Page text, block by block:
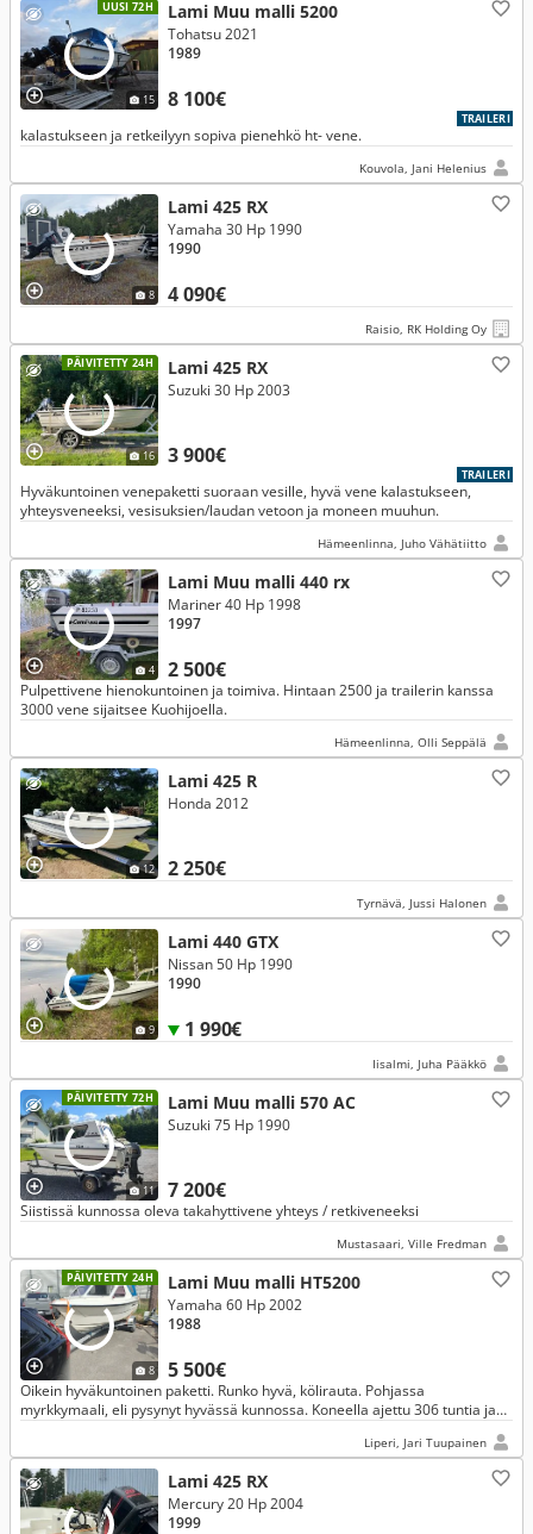
UUSI 72H
15
Lami Muu malli 5200
8 100€
Tohatsu 2021
1989
TRAILERI
kalastukseen ja retkeilyyn sopiva pienehkö ht- vene.
Kouvola, Jani Helenius
8
Lami 425 RX
4 090€
Yamaha 30 Hp 1990
1990
Raisio, RK Holding Oy
PÄIVITETTY 24H
16
Lami 425 RX
3 900€
Suzuki 30 Hp 2003
TRAILERI
Hyväkuntoinen venepaketti suoraan vesille, hyvä vene kalastukseen,
yhteysveneeksi, vesisuksien/laudan vetoon ja moneen muuhun.
Hämeenlinna, Juho Vähätiitto
4
Lami Muu malli 440 rx
2 500€
Mariner 40 Hp 1998
1997
Pulpettivene hienokuntoinen ja toimiva. Hintaan 2500 ja trailerin kanssa
3000 vene sijaitsee Kuohijoella.
Hämeenlinna, Olli Seppälä
12
Lami 425 R
2 250€
Honda 2012
Tyrnävä, Jussi Halonen
9
Lami 440 GTX
1 990€
Nissan 50 Hp 1990
1990
Iisalmi, Juha Pääkkö
PÄIVITETTY 72H
11
Lami Muu malli 570 AC
7 200€
Suzuki 75 Hp 1990
Siistissä kunnossa oleva takahyttivene yhteys / retkiveneeksi
Mustasaari, Ville Fredman
PÄIVITETTY 24H
8
Lami Muu malli HT5200
5 500€
Yamaha 60 Hp 2002
1988
Oikein hyväkuntoinen paketti. Runko hyvä, kölirauta. Pohjassa
myrkkymaali, eli pysynyt hyvässä kunnossa. Koneella ajettu 306 tuntia ja
Liperi, Jari Tuupainen
Lami 425 RX
Mercury 20 Hp 2004
1999